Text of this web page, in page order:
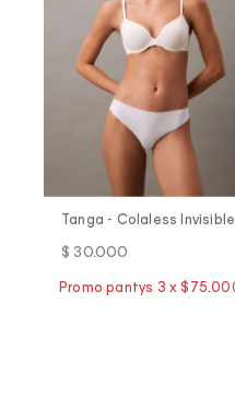
Tanga - Colaless Invisible
$ 30.000